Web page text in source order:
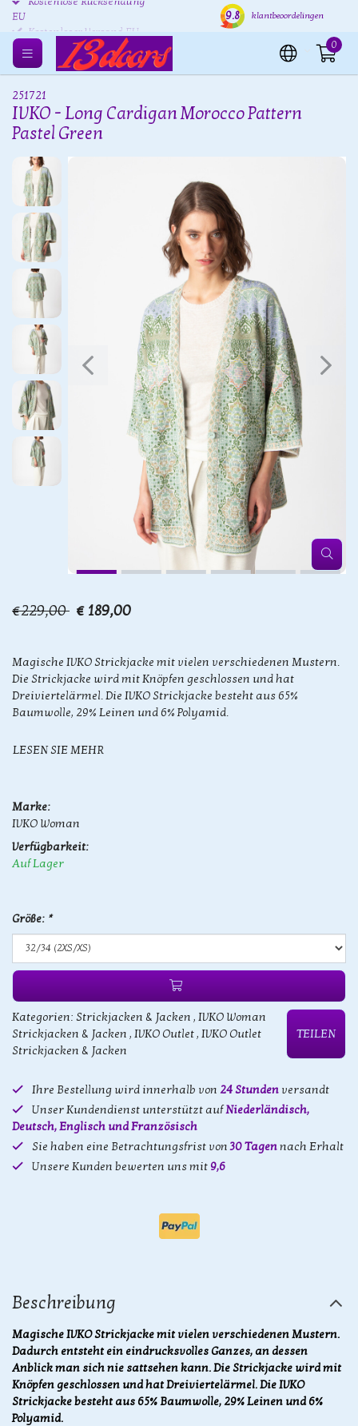
Kostenlose Rücksendung
EU
Versand innerhalb von 24
9.8 klantbeoordelingen
0
251721
IVKO - Long Cardigan Morocco Pattern
Pastel Green
€229,00 € 189,00
Magische IVKO Strickjacke mit vielen verschiedenen Mustern.
Die Strickjacke wird mit Knöpfen geschlossen und hat
Dreiviertelärmel. Die IVKO Strickjacke besteht aus 65%
Baumwolle, 29% Leinen und 6% Polyamid.
LESEN SIE MEHR
Marke:
IVKO Woman
Verfügbarkeit:
Auf Lager
Größe: *
Kategorien: Strickjacken & Jacken , IVKO Woman
Strickjacken & Jacken , IVKO Outlet, IVKO Outlet
Strickjacken & Jacken
TEILEN
Ihre Bestellung wird innerhalb von 24 Stunden versandt
Unser Kundendienst unterstützt aufNiederländisch,
Deutsch, Englisch und Französisch
Sie haben eine Betrachtungsfrist von30 Tagennach Erhalt
Unsere Kunden bewerten uns mit 9,6
Beschreibung
Magische IVKO Strickjacke mit vielen verschiedenen Mustern.
Dadurch entsteht ein eindrucksvolles Ganzes, an dessen
Anblick man sich nie sattsehen kann. Die Strickjacke wird mit
Knöpfen geschlossen und hat Dreiviertelärmel. Die IVKO
Strickjacke besteht aus 65% Baumwolle, 29% Leinen und 6%
Polyamid.